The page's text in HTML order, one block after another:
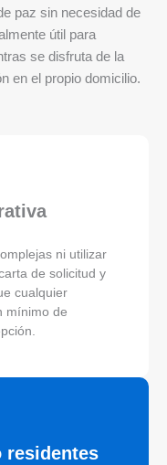
paz sin necesidad de
útil para
se disfruta de la
en el propio domicilio.
ni utilizar
de solicitud y
cualquier
mínimo de
residentes